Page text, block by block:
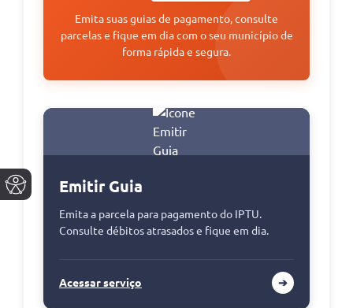
Emita suas guias de pagamento, consulte
parcelas e fique em dia com o seu município de
forma rápida e segura.
Emitir Guia
Emita a parcela para pagamento do IPTU.
Consulte débitos atrasados e fique em dia.
Acessar serviço ➔